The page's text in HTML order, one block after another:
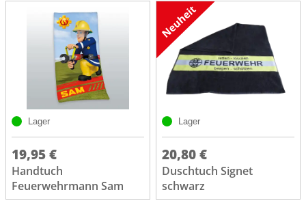
Lager
19,95 €
Handtuch
Feuerwehrmann Sam
Lager
20,80 €
Duschtuch Signet
schwarz